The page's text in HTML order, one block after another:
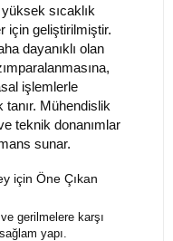
sıcaklık
için geliştirilmiştir.
dayanıklı olan
işlemlerle
Mühendislik
teknik donanımlar
sunar.
için Öne Çıkan
gerilmelere karşı
yapı.